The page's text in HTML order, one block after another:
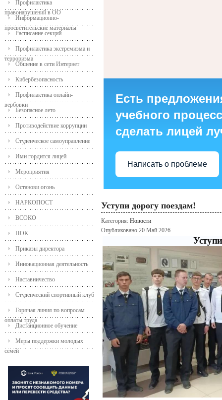
Профилактика
правонарушений в ОО
Информационно-
просветительские материалы
Расписание секций
Профилактика экстремизма и
терроризма
Общение в сети Интернет
Кибербезопасность
Профилактика онлайн-
вербовки
Безопасное лето
Противодействие коррупции
Студенческое самоуправление
Ими гордится лицей
Мероприятия
Останови огонь
НАРКОПОСТ
ВСОКО
НОК
Приказы директора
Инновационная деятельность
Наставничество
Студенческий спортивный клуб
Горячая линия по вопросам
оплаты труда
Дистанционное обучение
Меры поддержки молодых
семей
Есть
учебного
сделать лицей
Написать о проблеме
Уступи дорогу поездам!
Категория: Новости
Опубликовано 20 Май 2026